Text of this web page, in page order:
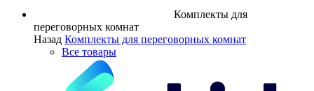
Комплекты для
переговорных комнат
Назад Комплекты для переговорных комнат
Все товары